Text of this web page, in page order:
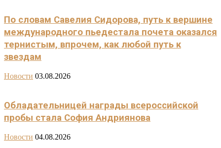
По словам Савелия Сидорова, путь к вершине
международного пьедестала почета оказался
тернистым, впрочем, как любой путь к
звездам
Новости 03.08.2026
Обладательницей награды всероссийской
пробы стала София Андриянова
Новости 04.08.2026